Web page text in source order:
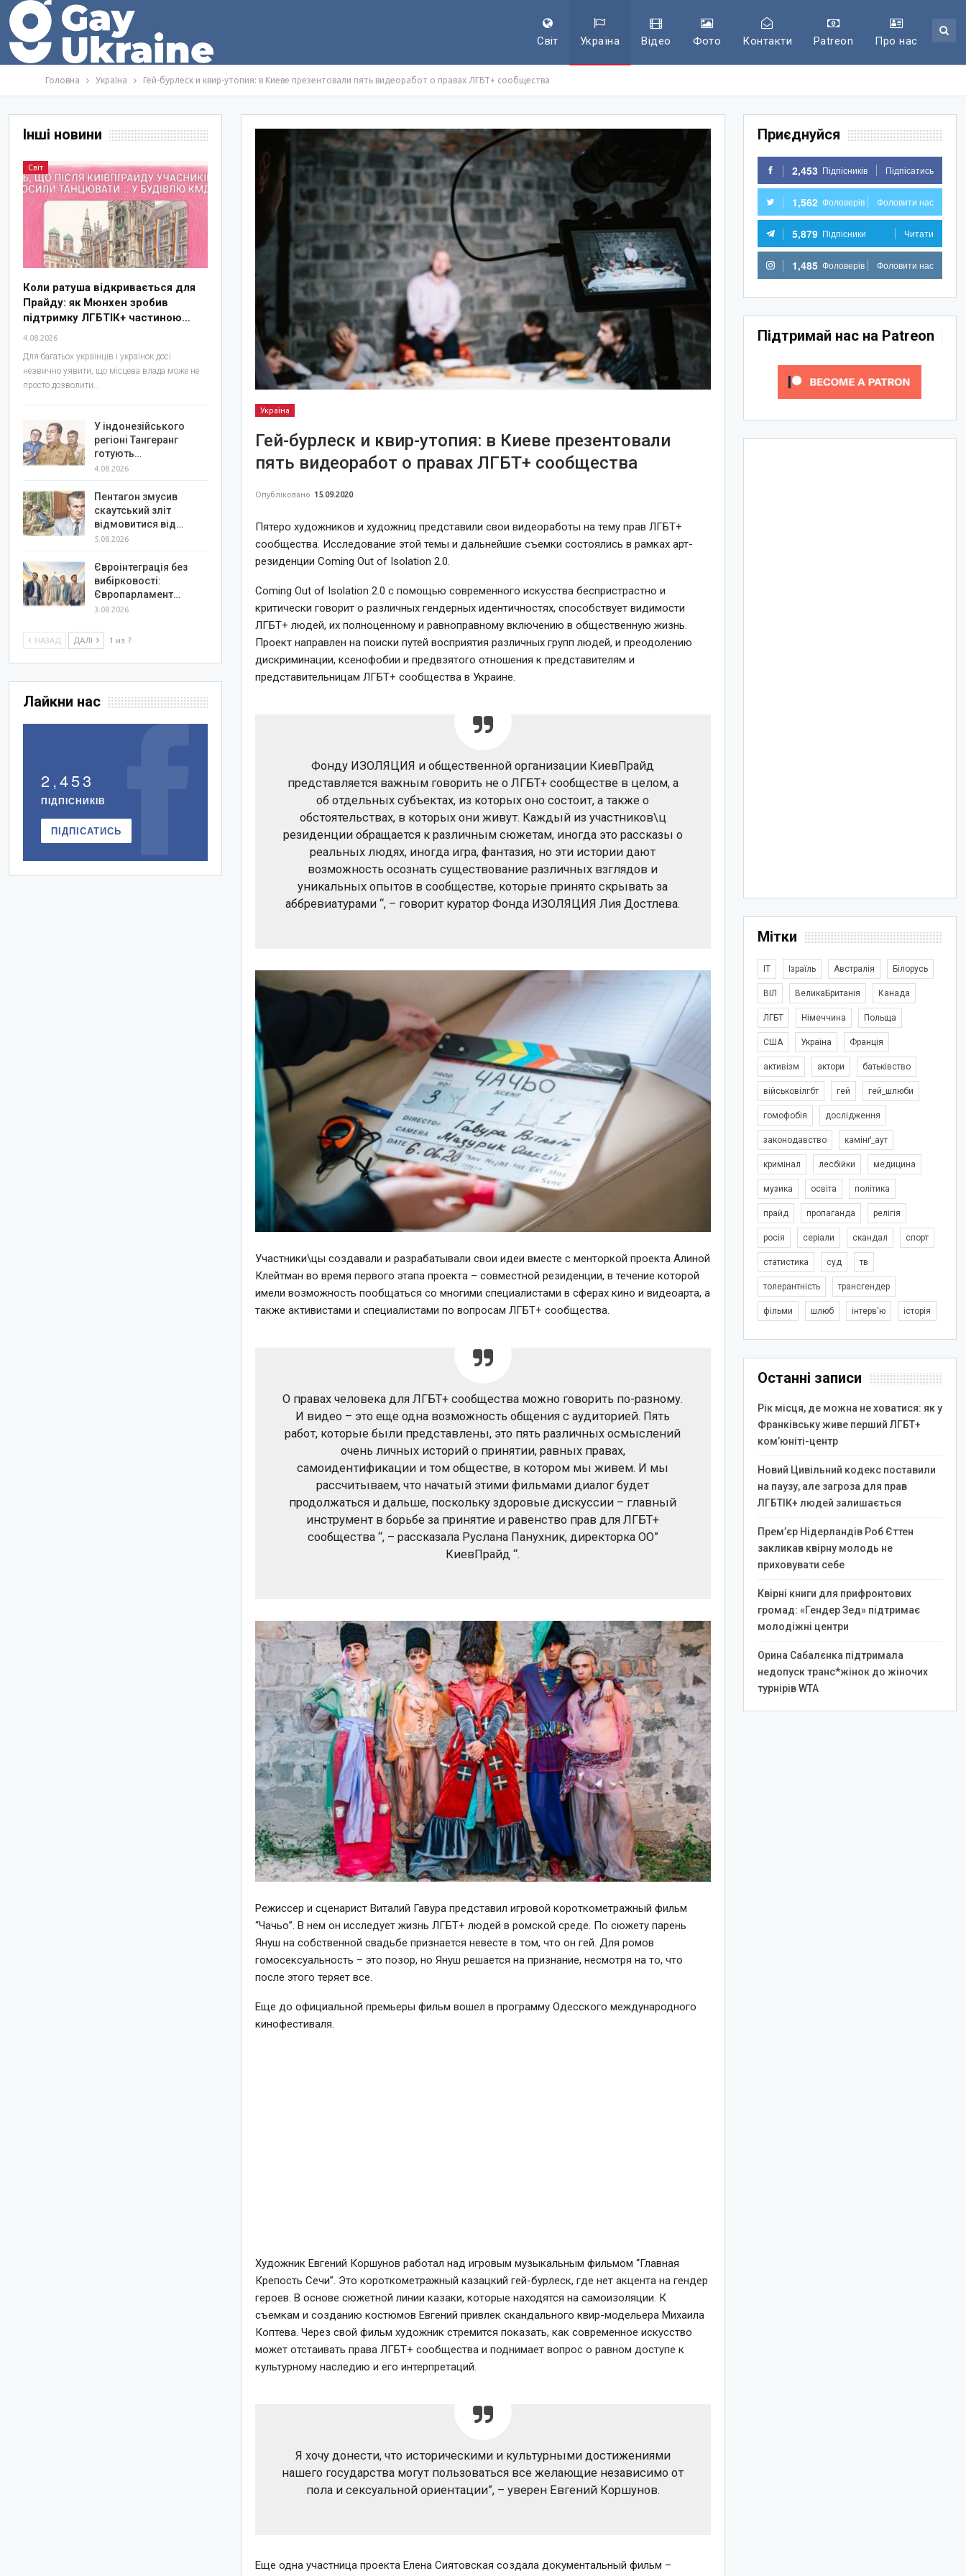
Світ Україна Відео Фото Контакти Patreon Про нас
Головна Україна Гей-бурлеск и квир-утопия: в Киеве презентовали пять видеоработ о правах ЛГБТ+ сообщества
Україна
Гей-бурлеск и квир-утопия: в Киеве презентовали
пять видеоработ о правах ЛГБТ+ сообщества
Опубліковано 15.09.2020
Пятеро художников и художниц представили свои видеоработы на тему прав ЛГБТ+
сообщества. Исследование этой темы и дальнейшие съемки состоялись в рамках арт-
резиденции Coming Out of Isolation 2.0.
Coming Out of Isolation 2.0 с помощью современного искусства беспристрастно и
критически говорит о различных гендерных идентичностях, способствует видимости
ЛГБТ+ людей, их полноценному и равноправному включению в общественную жизнь.
Проект направлен на поиски путей восприятия различных групп людей, и преодолению
дискриминации, ксенофобии и предвзятого отношения к представителям и
представительницам ЛГБТ+ сообщества в Украине.
Фонду ИЗОЛЯЦИЯ и общественной организации КиевПрайд
представляется важным говорить не о ЛГБТ+ сообществе в целом, а
об отдельных субъектах, из которых оно состоит, а также о
обстоятельствах, в которых они живут. Каждый из участников\ц
резиденции обращается к различным сюжетам, иногда это рассказы о
реальных людях, иногда игра, фантазия, но эти истории дают
возможность осознать существование различных взглядов и
уникальных опытов в сообществе, которые принято скрывать за
аббревиатурами “, – говорит куратор Фонда ИЗОЛЯЦИЯ Лия Достлева.
Участники\цы создавали и разрабатывали свои идеи вместе с менторкой проекта Алиной
Клейтман во время первого этапа проекта – совместной резиденции, в течение которой
имели возможность пообщаться со многими специалистами в сферах кино и видеоарта, а
также активистами и специалистами по вопросам ЛГБТ+ сообщества.
О правах человека для ЛГБТ+ сообщества можно говорить по-разному.
И видео – это еще одна возможность общения с аудиторией. Пять
работ, которые были представлены, это пять различных осмыслений
очень личных историй о принятии, равных правах,
самоидентификации и том обществе, в котором мы живем. И мы
рассчитываем, что начатый этими фильмами диалог будет
продолжаться и дальше, поскольку здоровые дискуссии – главный
инструмент в борьбе за принятие и равенство прав для ЛГБТ+
сообщества “, – рассказала Руслана Панухник, директорка ОО”
КиевПрайд “.
Режиссер и сценарист Виталий Гавура представил игровой короткометражный фильм
“Чачьо”. В нем он исследует жизнь ЛГБТ+ людей в ромской среде. По сюжету парень
Януш на собственной свадьбе признается невесте в том, что он гей. Для ромов
гомосексуальность – это позор, но Януш решается на признание, несмотря на то, что
после этого теряет все.
Еще до официальной премьеры фильм вошел в программу Одесского международного
кинофестиваля.
Художник Евгений Коршунов работал над игровым музыкальным фильмом “Главная
Крепость Сечи”. Это короткометражный казацкий гей-бурлеск, где нет акцента на гендер
героев. В основе сюжетной линии казаки, которые находятся на самоизоляции. К
съемкам и созданию костюмов Евгений привлек скандального квир-модельера Михаила
Коптева. Через свой фильм художник стремится показать, как современное искусство
может отстаивать права ЛГБТ+ сообщества и поднимает вопрос о равном доступе к
культурному наследию и его интерпретаций.
Я хочу донести, что историческими и культурными достижениями
нашего государства могут пользоваться все желающие независимо от
пола и сексуальной ориентации”, – уверен Евгений Коршунов.
Еще одна участница проекта Елена Сиятовская создала документальный фильм –
Приєднуйся
2,453 Підпісників Підпісатись
1,562 Фоловерів Фоловити нас
5,879 Підпісники Читати
1,485 Фоловерів Фоловити нас
Підтримай нас на Patreon
Мітки
IT Ізраїль Австралія Білорусь
ВІЛ ВеликаБританія Канада
ЛГБТ Німеччина Польща
США Україна Франція
активізм актори батьківство
військовілгбт гей гей_шлюби
гомофобія дослідження
законодавство камінґ_аут
кримінал лесбійки медицина
музика освіта політика
прайд пропаганда релігія
росія серіали скандал спорт
статистика суд тв
толерантність трансгендер
фільми шлюб інтерв'ю історія
Останні записи
Рік місця, де можна не ховатися: як у
Франківську живе перший ЛГБТ+
ком’юніті-центр
Новий Цивільний кодекс поставили
на паузу, але загроза для прав
ЛГБТІК+ людей залишається
Прем’єр Нідерландів Роб Єттен
закликав квірну молодь не
приховувати себе
Квірні книги для прифронтових
громад: «Гендер Зед» підтримає
молодіжні центри
Орина Сабалєнка підтримала
недопуск транс*жінок до жіночих
турнірів WTA
Інші новини
Світ
Коли ратуша відкривається для
Прайду: як Мюнхен зробив
підтримку ЛГБТІК+ частиною…
4.08.2026
Для багатьох українців і українок досі
незвично уявити, що місцева влада може не
просто дозволити…
У індонезійського
регіоні Тангеранг
готують…
4.08.2026
Пентагон змусив
скаутський зліт
відмовитися від…
5.08.2026
Євроінтеграція без
вибірковості:
Європарламент…
3.08.2026
НАЗАД ДАЛІ 1 из 7
Лайкни нас
2,453
ПІДПІСНИКІВ
ПІДПІСАТИСЬ